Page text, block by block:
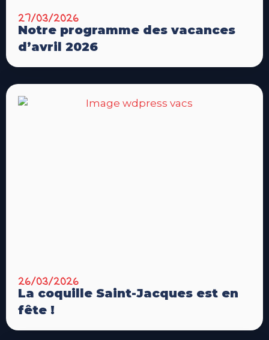
27/03/2026
Notre programme des vacances
d’avril 2026
26/03/2026
La coquille Saint-Jacques est en
fête !